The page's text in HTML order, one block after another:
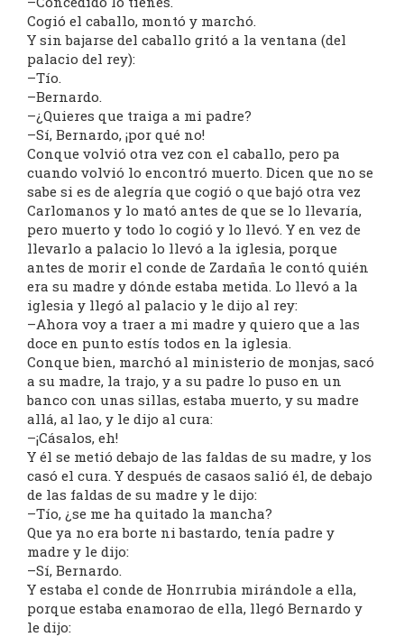
Cogió el caballo, montó y marchó.
Y sin bajarse del caballo gritó a la ventana (del
palacio del rey):
–Tío.
–Bernardo.
–¿Quieres que traiga a mi padre?
–Sí, Bernardo, ¡por qué no!
Conque volvió otra vez con el caballo, pero pa
cuando volvió lo encontró muerto. Dicen que no se
sabe si es de alegría que cogió o que bajó otra vez
Carlomanos y lo mató antes de que se lo llevaría,
pero muerto y todo lo cogió y lo llevó. Y en vez de
llevarlo a palacio lo llevó a la iglesia, porque
antes de morir el conde de Zardaña le contó quién
era su madre y dónde estaba metida. Lo llevó a la
iglesia y llegó al palacio y le dijo al rey:
–Ahora voy a traer a mi madre y quiero que a las
doce en punto estís todos en la iglesia.
Conque bien, marchó al ministerio de monjas, sacó
a su madre, la trajo, y a su padre lo puso en un
banco con unas sillas, estaba muerto, y su madre
allá, al lao, y le dijo al cura:
–¡Cásalos, eh!
Y él se metió debajo de las faldas de su madre, y los
casó el cura. Y después de casaos salió él, de debajo
de las faldas de su madre y le dijo:
–Tío, ¿se me ha quitado la mancha?
Que ya no era borte ni bastardo, tenía padre y
madre y le dijo:
–Sí, Bernardo.
Y estaba el conde de Honrrubia mirándole a ella,
porque estaba enamorao de ella, llegó Bernardo y
le dijo: